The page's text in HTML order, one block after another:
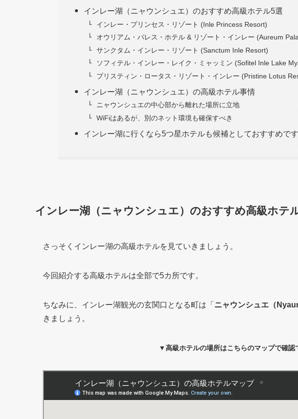
インレー湖（ニャウンシュエ）のおすすめ高級ホテル5選
インレー・プリンセス・リゾート (Inle Princess Resort)
オウリアム・パレス・ホテル & リゾート・インレー (Aureum
サンクタム・インレー・リゾート (Sanctum Inle Resort)
ソフィテル・インレー・レイク・ミャッミン (Sofitel Inle Lake
プリスティン・ロータス・リゾート・インレー (Pristine Lotus
インレー湖（ニャウンシュエ）の高級ホテル事情
ニャウンシュエの中心部から離れた場所に立地
WiFiはあるが、別のネット環境も確保すべき
インレー湖に行くなら5つ星ホテルも候補としておすすめです
インレー湖（ニャウンシュエ）のおすすめ高級ホテ
さっそくインレー湖の高級ホテルを見ていきましょう。
今回紹介する高級ホテルは全部で5カ所です。
ちなみに、インレー湖観光の玄関口となる町は「 ニャウンシュエ（
きましょう。
▼高級ホテルの場所はこちらのマップで確認